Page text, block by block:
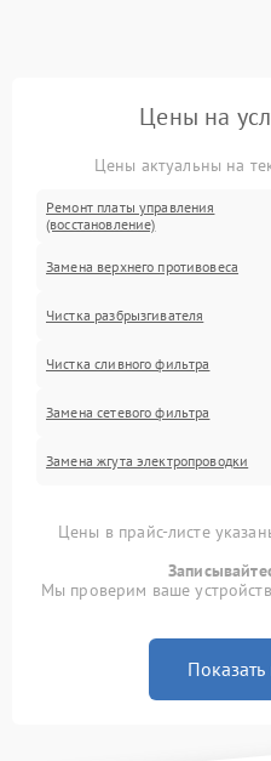
Цены на
Цены актуальны на
Ремонт платы управления
(восстановление)
Замена верхнего противовеса
Чистка разбрызгивателя
Чистка сливного фильтра
Замена сетевого фильтра
Замена жгута электропроводки
Цены в прайс-листе
Мы проверим ваше
Показать